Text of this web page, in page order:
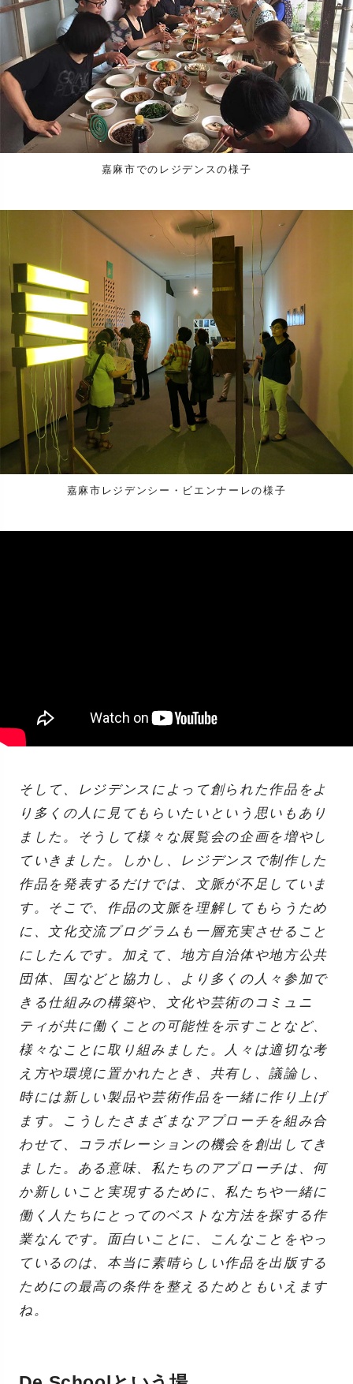
嘉麻市でのレジデンスの様子
嘉麻市レジデンシー・ビエンナーレの様子
そして、レジデンスによって創られた作品をよ
り多くの人に見てもらいたいという思いもあり
ました。そうして様々な展覧会の企画を増やし
ていきました。しかし、レジデンスで制作した
作品を発表するだけでは、文脈が不足していま
す。そこで、作品の文脈を理解してもらうため
に、文化交流プログラムも一層充実させること
にしたんです。加えて、地方自治体や地方公共
団体、国などと協力し、より多くの人々参加で
きる仕組みの構築や、文化や芸術のコミュニ
ティが共に働くことの可能性を示すことなど、
様々なことに取り組みました。人々は適切な考
え方や環境に置かれたとき、共有し、議論し、
時には新しい製品や芸術作品を一緒に作り上げ
ます。こうしたさまざまなアプローチを組み合
わせて、コラボレーションの機会を創出してき
ました。ある意味、私たちのアプローチは、何
か新しいこと実現するために、私たちや一緒に
働く人たちにとってのベストな方法を探する作
業なんです。面白いことに、こんなことをやっ
ているのは、本当に素晴らしい作品を出版する
ためにの最高の条件を整えるためともいえます
ね。